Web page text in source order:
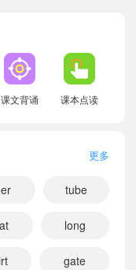
课文背诵 课本点读
更多
tube
long
gate